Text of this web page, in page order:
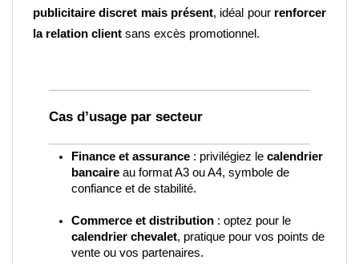
publicitaire discret mais présent, idéal pour renforcer
la relation client sans excès promotionnel.
Cas d’usage par secteur
Finance et assurance : privilégiez le calendrier
bancaire au format A3 ou A4, symbole de
confiance et de stabilité.
Commerce et distribution
calendrier chevalet, pratique pour vos points de
vente ou vos partenaires.